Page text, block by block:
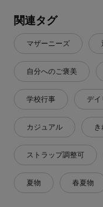
関連タグ
マザーニーズ
自分へのご褒美
学校行事 デイ
カジュアル
ストラップ調整可
夏物 春夏物